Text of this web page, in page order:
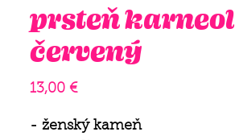
prsteň karneol
červený
13,00 €Price
- ženský kameň